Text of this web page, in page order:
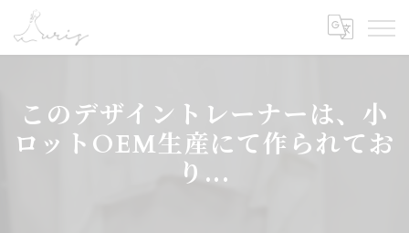
このデザイントレーナーは、小
ロットOEM生産にて作られてお
り...